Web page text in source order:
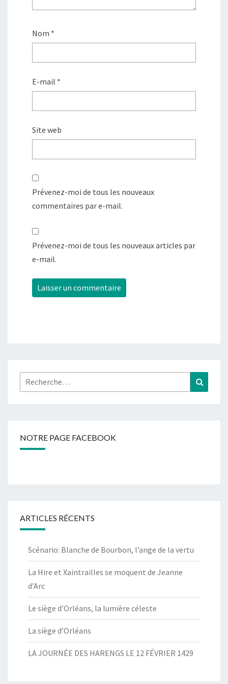
Nom *
E-mail *
Site web
Prévenez-moi de tous les nouveaux
commentaires par e-mail.
Prévenez-moi de tous les nouveaux articles par
e-mail.
Rechercher :
NOTRE PAGE FACEBOOK
ARTICLES RÉCENTS
Scénario: Blanche de Bourbon, l’ange de la vertu
La Hire et Xaintrailles se moquent de Jeanne
d’Arc
Le siège d’Orléans, la lumière céleste
La siège d’Orléans
LA JOURNÉE DES HARENGS LE 12 FÉVRIER 1429